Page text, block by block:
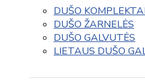
DUŠO KOMPLEKTAI
DUŠO ŽARNELĖS
DUŠO GALVUTĖS
LIETAUS DUŠO